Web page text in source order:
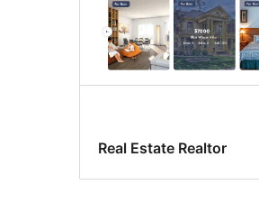
Real Estate Realtor